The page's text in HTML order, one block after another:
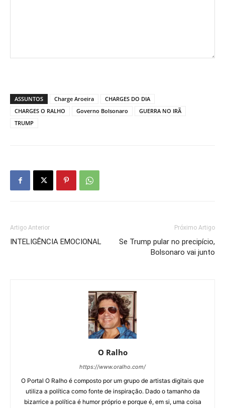
ASSUNTOS Charge Aroeira
CHARGES DO DIA
CHARGES O RALHO
Governo Bolsonaro
GUERRA NO IRÃ
TRUMP
Artigo Anterior
INTELIGÊNCIA EMOCIONAL
Próximo Artigo
Se Trump pular no precipício,
Bolsonaro vai junto
O Ralho
https://www.oralho.com/
O Portal O Ralho é composto por um grupo de artistas digitais que
utiliza a política como fonte de inspiração. Dado o tamanho da
bizarrice a política é humor próprio e porque é, em si, uma coisa